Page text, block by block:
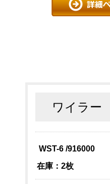
ワイラー
WST-6 /916000
在庫：2枚